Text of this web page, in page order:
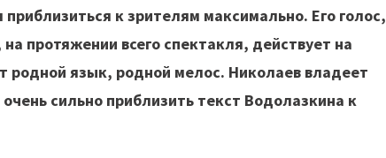
к зрителям максимально. Его голос,
протяжении всего спектакля, действует на
родной язык, родной мелос. Николаев владеет
сильно приблизить текст Водолазкина к